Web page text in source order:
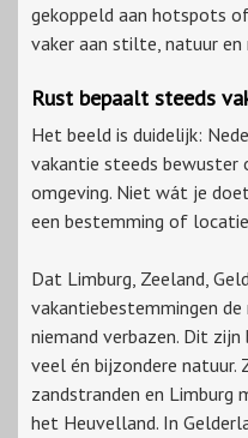
gekoppeld aan hotspots
vaker aan stilte, natuur en
Rust bepaalt steeds
Het beeld is duidelijk:
vakantie steeds bewuster
omgeving. Niet wát je
een bestemming of
Dat Limburg, Zeeland,
vakantiebestemmingen
niemand verbazen. Dit
veel én bijzondere natuur.
zandstranden en Limburg
het Heuvelland. In